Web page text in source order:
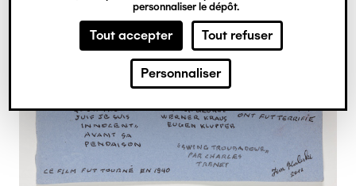
personnaliser le dépôt.
Tout accepter Tout refuser
Personnaliser